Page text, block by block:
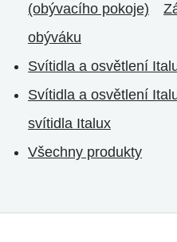
(obývacího pokoje)
obýváku
Svítidla a osvětlení
Svítidla a osvětlení
svítidla Italux
Všechny produkty